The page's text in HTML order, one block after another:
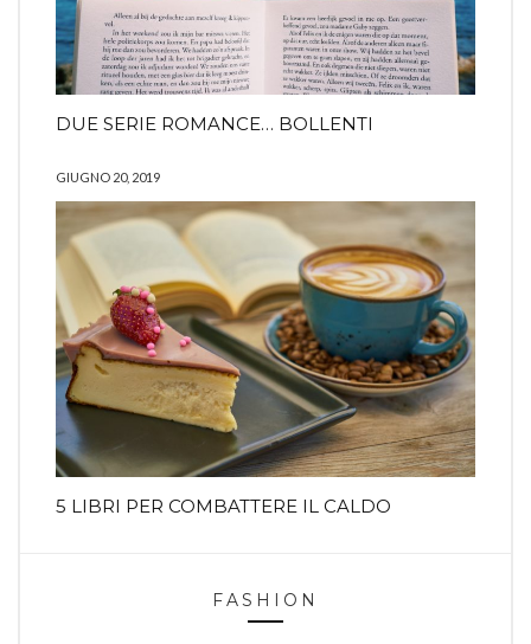
DUE SERIE ROMANCE… BOLLENTI
GIUGNO 20, 2019
5 LIBRI PER COMBATTERE IL CALDO
FASHION